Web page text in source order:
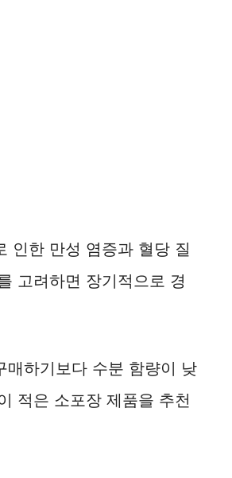
인한 만성 염증과 혈당 질
고려하면 장기적으로 경
매하기보다 수분 함량이 낮
적은 소포장 제품을 추천